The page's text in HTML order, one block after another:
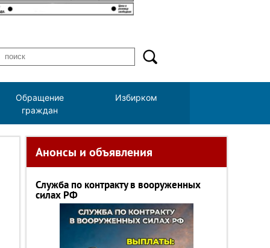
Обращение
граждан
Избирком
Анонсы и объявления
Служба по контракту в вооруженных
силах РФ